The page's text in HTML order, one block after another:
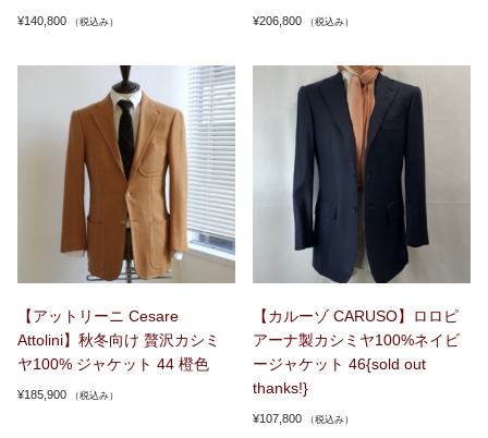
¥140,800 （税込み） ¥206,800 （税込み）
【アットリーニ Cesare
Attolini】秋冬向け 贅沢カシミ
ヤ100% ジャケット 44 橙色
¥185,900 （税込み）
【カルーゾ CARUSO】ロロピ
アーナ製カシミヤ100%ネイビ
ージャケット 46{sold out
thanks!}
¥107,800 （税込み）